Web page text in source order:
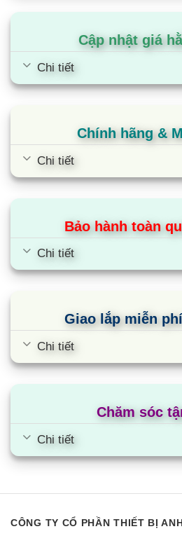
Bếp đôi điện từ SUNHOUSE
SHBDI08-PLUS
Cập nhật giá
Chi tiết
Chính hãng &
Chi tiết
Bảo hành toàn
Chi tiết
Giao lắp miễn
Chi tiết
Chăm sóc
Chi tiết
CÔNG TY CỔ PHẦN THIẾT BỊ